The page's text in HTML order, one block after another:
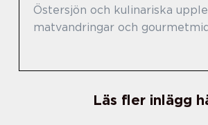
Östersjön och kulinariska
matvandringar och
Läs fler inlägg